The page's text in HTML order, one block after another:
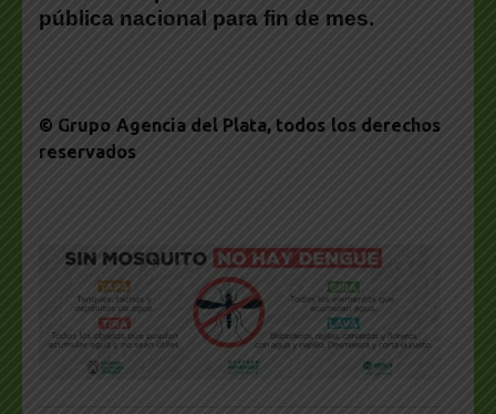
pública nacional para fin de mes.
© Grupo Agencia del Plata, todos los derechos
reservados